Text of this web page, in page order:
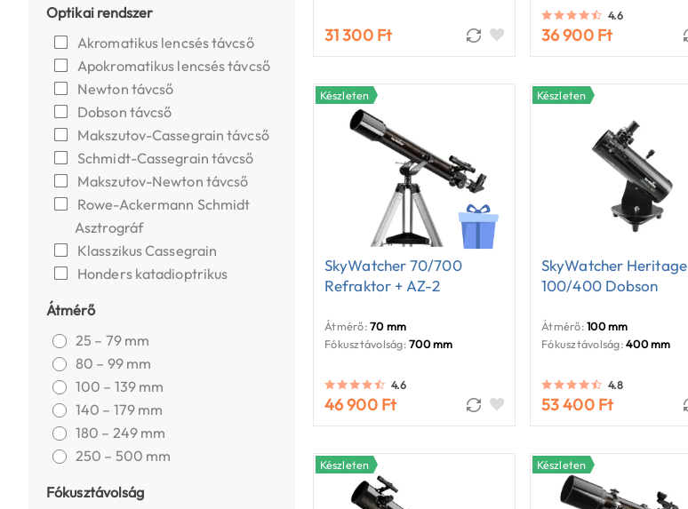
Optikai rendszer
Akromatikus lencsés távcső
Apokromatikus lencsés távcső
Newton távcső
Dobson távcső
Makszutov-Cassegrain távcső
Schmidt-Cassegrain távcső
Makszutov-Newton távcső
Rowe-Ackermann Schmidt
Asztrográf
Klasszikus Cassegrain
Honders katadioptrikus
Átmérő
25 – 79 mm
80 – 99 mm
100 – 139 mm
140 – 179 mm
180 – 249 mm
250 – 500 mm
Fókusztávolság
31 300 Ft
4.6
36 900 Ft
Készleten
SkyWatcher 70/700
Refraktor + AZ-2
Átmérő: 70 mm
Fókusztávolság: 700 mm
4.6
46 900 Ft
Készleten
SkyWatcher Heritage
100/400 Dobson
Átmérő: 100 mm
Fókusztávolság: 400 mm
4.8
53 400 Ft
Készleten Készleten